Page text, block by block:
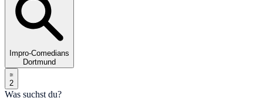
Impro-Comedians
Dortmund
2
Was suchst du?